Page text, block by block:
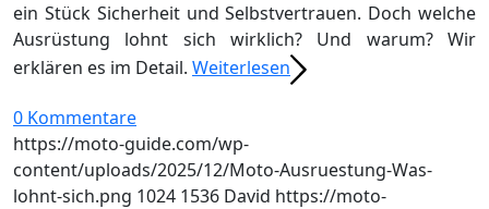
ein Stück Sicherheit und Selbstvertrauen. Doch welche
Ausrüstung lohnt sich wirklich? Und warum? Wir
erklären es im Detail. Weiterlesen
0 Kommentare
https://moto-guide.com/wp-
content/uploads/2025/12/Moto-Ausruestung-Was-
lohnt-sich.png 1024 1536 David https://moto-